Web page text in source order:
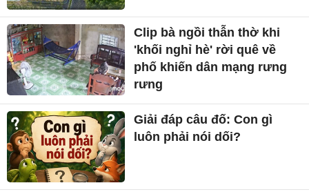
Clip bà ngồi thẫn thờ khi
'khối nghỉ hè' rời quê về
phố khiến dân mạng rưng
rưng
Giải đáp câu đố: Con gì
luôn phải nói dối?